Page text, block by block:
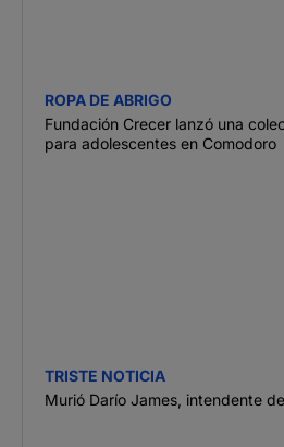
ROPA DE ABRIGO
Fundación Crecer lanzó una
para adolescentes en Comodoro
TRISTE NOTICIA
Murió Darío James, intendente